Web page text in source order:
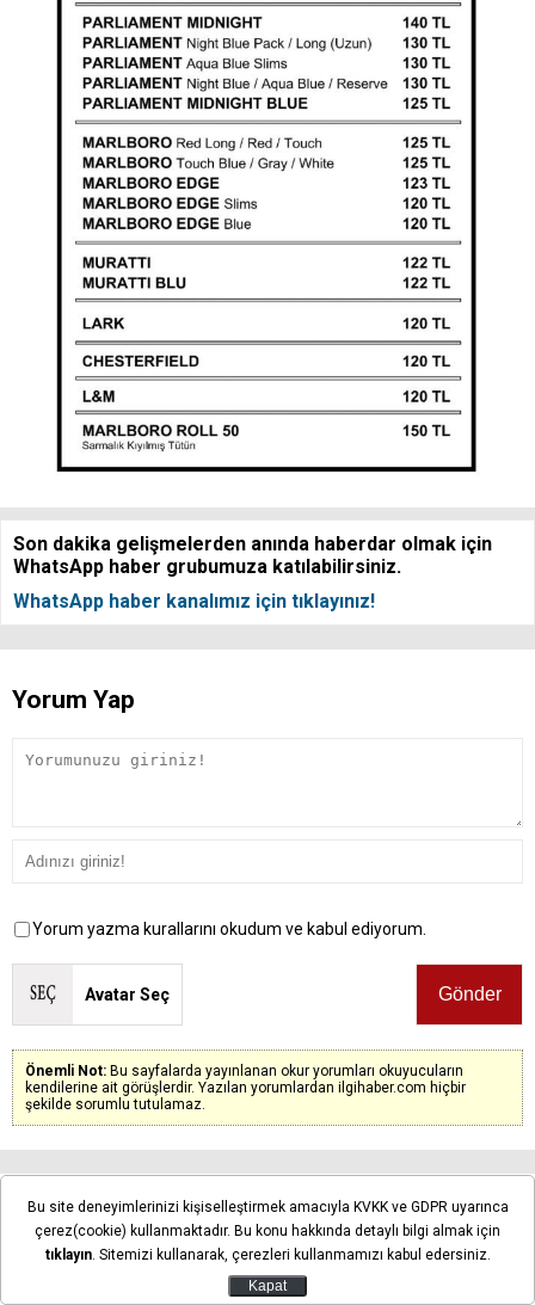
Son dakika gelişmelerden anında haberdar olmak için
WhatsApp haber grubumuza katılabilirsiniz.
WhatsApp haber kanalımız için tıklayınız!
Yorum Yap
Yorum yazma kurallarını okudum ve kabul ediyorum.
Avatar Seç
Önemli Not: Bu sayfalarda yayınlanan okur yorumları okuyucuların
kendilerine ait görüşlerdir. Yazılan yorumlardan ilgihaber.com hiçbir
şekilde sorumlu tutulamaz.
Henüz yorum yapılmadı. İlk yorumu siz yapın!
Bu site deneyimlerinizi kişiselleştirmek amacıyla KVKK ve GDPR uyarınca
çerez(cookie) kullanmaktadır. Bu konu hakkında detaylı bilgi almak için
tıklayın. Sitemizi kullanarak, çerezleri kullanmamızı kabul edersiniz.
Kapat